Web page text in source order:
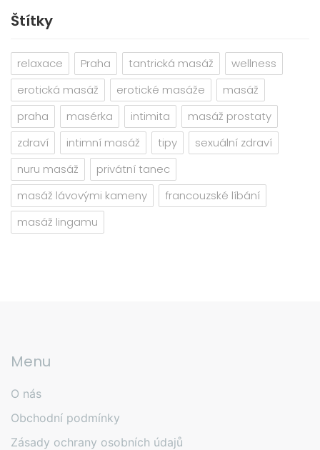
Štítky
relaxace Praha tantrická masáž
wellness
erotická masáž
erotické masáže
masáž
praha
masérka intimita
masáž prostaty
zdraví
intimní masáž tipy
sexuální zdraví
nuru masáž
privátní tanec
masáž lávovými kameny
francouzské líbání
masáž lingamu
Menu
O nás
Obchodní podmínky
Zásady ochrany osobních údajů